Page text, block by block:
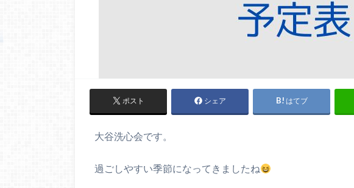
ポスト シェア はてブ
大谷洗心会です。
過ごしやすい季節になってきましたね